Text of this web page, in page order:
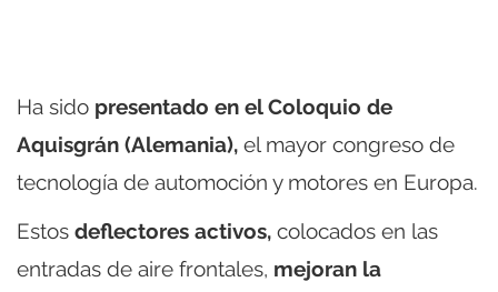
Ha sido presentado en el Coloquio de
Aquisgrán (Alemania), el mayor congreso de
tecnología de automoción y motores en Europa.
Estos deflectores activos, colocados en las
entradas de aire frontales, mejoran la